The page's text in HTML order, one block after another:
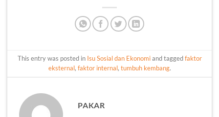
This entry was posted in Isu Sosial dan Ekonomiand taggedfaktor
eksternal, faktor internal, tumbuh kembang.
PAKAR